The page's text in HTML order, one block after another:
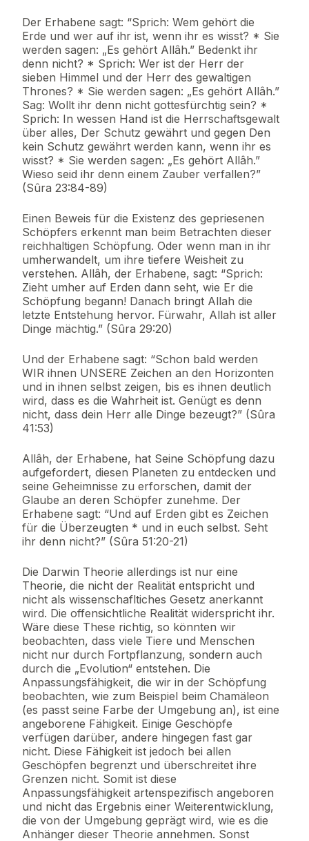
Der Erhabene sagt: “Sprich: Wem gehört die
Erde und wer auf ihr ist, wenn ihr es wisst? * Sie
werden sagen: „Es gehört Allâh.” Bedenkt ihr
denn nicht? * Sprich: Wer ist der Herr der
sieben Himmel und der Herr des gewaltigen
Thrones? * Sie werden sagen: „Es gehört Allâh.”
Sag: Wollt ihr denn nicht gottesfürchtig sein? *
Sprich: In wessen Hand ist die Herrschaftsgewalt
über alles, Der Schutz gewährt und gegen Den
kein Schutz gewährt werden kann, wenn ihr es
wisst? * Sie werden sagen: „Es gehört Allâh.”
Wieso seid ihr denn einem Zauber verfallen?”
(Sûra 23:84-89)
Einen Beweis für die Existenz des gepriesenen
Schöpfers erkennt man beim Betrachten dieser
reichhaltigen Schöpfung. Oder wenn man in ihr
umherwandelt, um ihre tiefere Weisheit zu
verstehen. Allâh, der Erhabene, sagt: “Sprich:
Zieht umher auf Erden dann seht, wie Er die
Schöpfung begann! Danach bringt Allah die
letzte Entstehung hervor. Fürwahr, Allah ist aller
Dinge mächtig.” (Sûra 29:20)
Und der Erhabene sagt: “Schon bald werden
WIR ihnen UNSERE Zeichen an den Horizonten
und in ihnen selbst zeigen, bis es ihnen deutlich
wird, dass es die Wahrheit ist. Genügt es denn
nicht, dass dein Herr alle Dinge bezeugt?” (Sûra
41:53)
Allâh, der Erhabene, hat Seine Schöpfung dazu
aufgefordert, diesen Planeten zu entdecken und
seine Geheimnisse zu erforschen, damit der
Glaube an deren Schöpfer zunehme. Der
Erhabene sagt: “Und auf Erden gibt es Zeichen
für die Überzeugten * und in euch selbst. Seht
ihr denn nicht?” (Sûra 51:20-21)
Die Darwin Theorie allerdings ist nur eine
Theorie, die nicht der Realität entspricht und
nicht als wissenschafltiches Gesetz anerkannt
wird. Die offensichtliche Realität widerspricht ihr.
Wäre diese These richtig, so könnten wir
beobachten, dass viele Tiere und Menschen
nicht nur durch Fortpflanzung, sondern auch
durch die „Evolution“ entstehen. Die
Anpassungsfähigkeit, die wir in der Schöpfung
beobachten, wie zum Beispiel beim Chamäleon
(es passt seine Farbe der Umgebung an), ist eine
angeborene Fähigkeit. Einige Geschöpfe
verfügen darüber, andere hingegen fast gar
nicht. Diese Fähigkeit ist jedoch bei allen
Geschöpfen begrenzt und überschreitet ihre
Grenzen nicht. Somit ist diese
Anpassungsfähigkeit artenspezifisch angeboren
und nicht das Ergebnis einer Weiterentwicklung,
die von der Umgebung geprägt wird, wie es die
Anhänger dieser Theorie annehmen. Sonst